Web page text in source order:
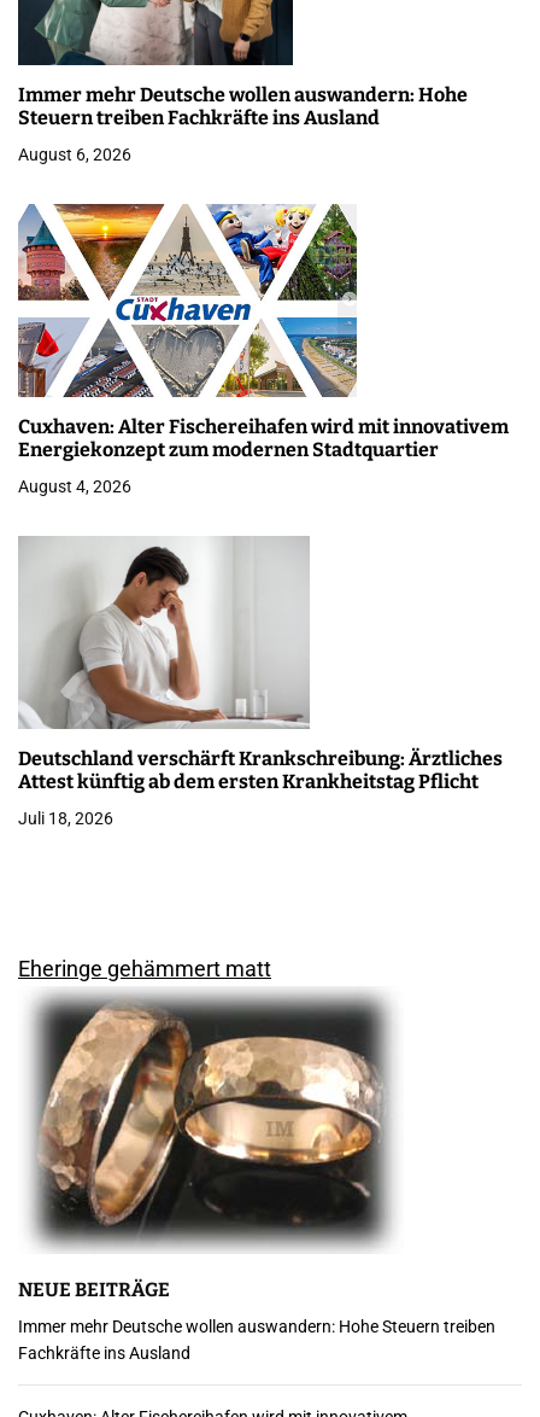
Immer mehr Deutsche wollen auswandern: Hohe
Steuern treiben Fachkräfte ins Ausland
August 6, 2026
Cuxhaven: Alter Fischereihafen wird mit innovativem
Energiekonzept zum modernen Stadtquartier
August 4, 2026
Deutschland verschärft Krankschreibung: Ärztliches
Attest künftig ab dem ersten Krankheitstag Pflicht
Juli 18, 2026
Eheringe gehämmert matt
NEUE BEITRÄGE
Immer mehr Deutsche wollen auswandern: Hohe Steuern treiben
Fachkräfte ins Ausland